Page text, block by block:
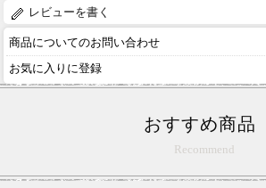
レビューを書く
商品についてのお問い合わせ
お気に入りに登録
おすすめ商品
Recommend